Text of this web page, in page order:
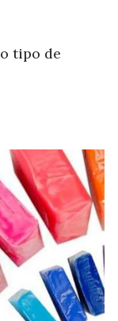
tipo de